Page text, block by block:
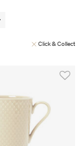
Click & Collect